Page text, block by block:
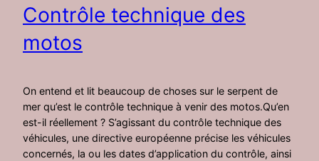
Contrôle technique des
motos
On entend et lit beaucoup de choses sur le serpent de
mer qu’est le contrôle technique à venir des motos.Qu’en
est-il réellement ? S’agissant du contrôle technique des
véhicules, une directive européenne précise les véhicules
concernés, la ou les dates d’application du contrôle, ainsi